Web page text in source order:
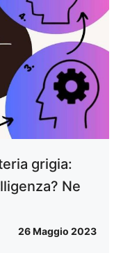
grigia:
Ne
26 Maggio 2023